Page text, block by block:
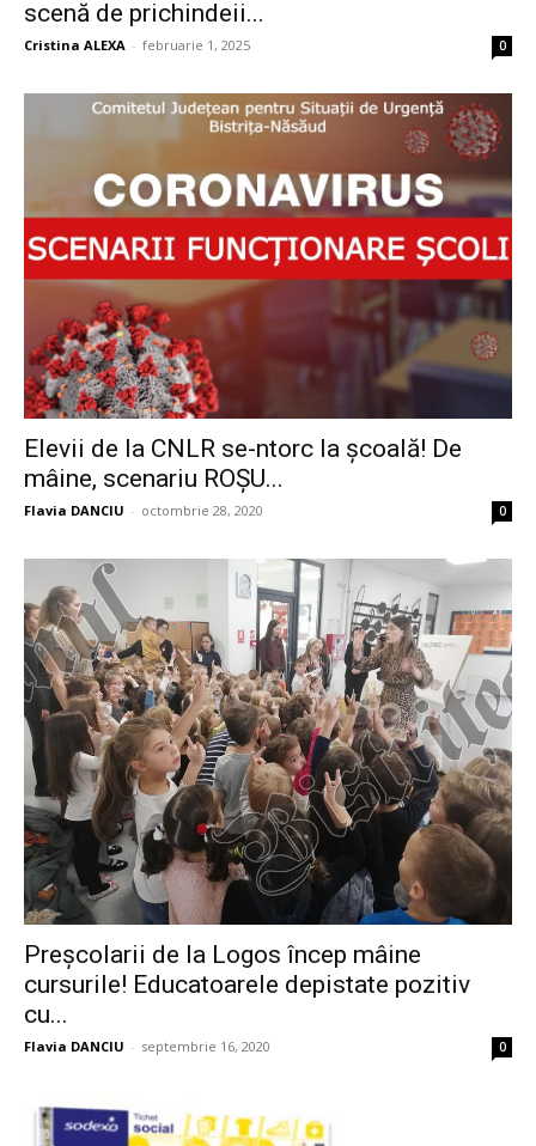
scenă de prichindeii...
Cristina ALEXA - februarie 1, 2025 0
Elevii de la CNLR se-ntorc la școală! De
mâine, scenariu ROȘU...
Flavia DANCIU - octombrie 28, 2020 0
Preșcolarii de la Logos încep mâine
cursurile! Educatoarele depistate pozitiv
cu...
Flavia DANCIU - septembrie 16, 2020 0